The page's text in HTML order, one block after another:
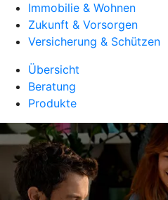
Immobilie & Wohnen
Zukunft & Vorsorgen
Versicherung & Schützen
Übersicht
Beratung
Produkte